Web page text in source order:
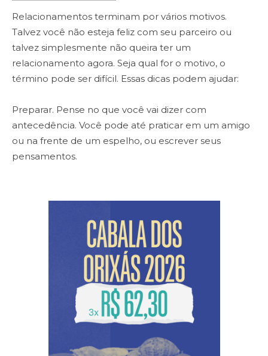
Relacionamentos terminam por vários motivos.
Talvez você não esteja feliz com seu parceiro ou
talvez simplesmente não queira ter um
relacionamento agora. Seja qual for o motivo, o
término pode ser difícil. Essas dicas podem ajudar:
Preparar. Pense no que você vai dizer com
antecedência. Você pode até praticar em um amigo
ou na frente de um espelho, ou escrever seus
pensamentos.